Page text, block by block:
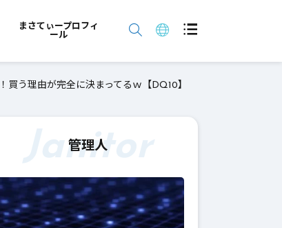
まさてぃープロフィ
ール
う理由が完全に決まってるｗ【DQ10】
管理人
Janitor